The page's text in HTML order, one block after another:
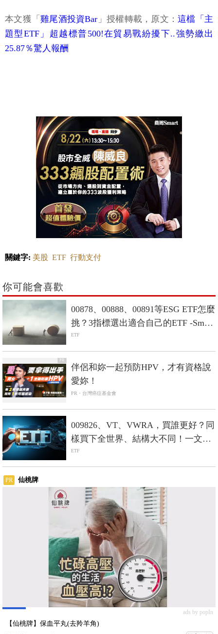
本文獲「雞尾酒投資Bar 」授權轉載，原文：這檔「主
題型ETF」超越標普500!在貿易戰紛擾下..強勢繳出
25.87％驚人報酬
關鍵字: 美股 ETF 行動支付
你可能會喜歡
00878、00888、00891等ESG ETF怎麼
挑？3指標選出適合自己的ETF -Smart
智富ETF研究室
ETF
PR
伴侶和妳一起預防HPV，才有資格說
愛妳！
PR・台灣癌症基金會
009826、VT、VWRA，買誰更好？同
樣買下全世界、結構大不同！一文完
整剖析
ETF
PR 仙桃牌
ads by popIn
【仙桃牌】保血平丸(去羚羊角)